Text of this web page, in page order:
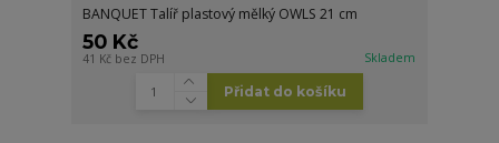
BANQUET Talíř plastový mělký OWLS 21 cm
50 Kč
41 Kč bez DPH Skladem
Přidat do košíku